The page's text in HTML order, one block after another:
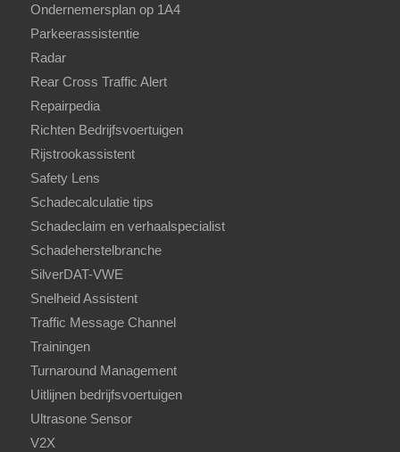
Ondernemersplan op 1A4
Parkeerassistentie
Radar
Rear Cross Traffic Alert
Repairpedia
Richten Bedrijfsvoertuigen
Rijstrookassistent
Safety Lens
Schadecalculatie tips
Schadeclaim en verhaalspecialist
Schadeherstelbranche
SilverDAT-VWE
Snelheid Assistent
Traffic Message Channel
Trainingen
Turnaround Management
Uitlijnen bedrijfsvoertuigen
Ultrasone Sensor
V2X